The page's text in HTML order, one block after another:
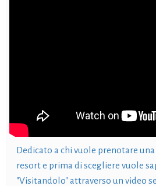
Dedicato a chi vuole prenotare
resort e prima di scegliere vuole
"Visitandolo" attraverso un video